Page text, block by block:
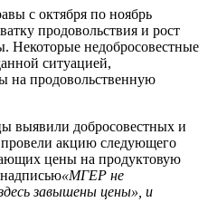
с октября по ноябрь
продовольствия и рост
Некоторые недобросовестные
ситуацией,
на продовольственную
выявили добросовестных и
акцию следующего
цены на продуктовую
«МГЕР не
завышены цены», и